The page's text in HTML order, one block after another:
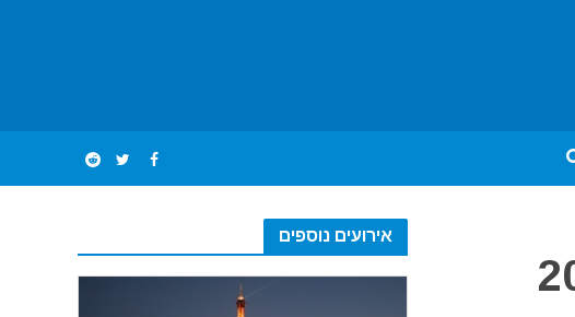
אירועים נוספים